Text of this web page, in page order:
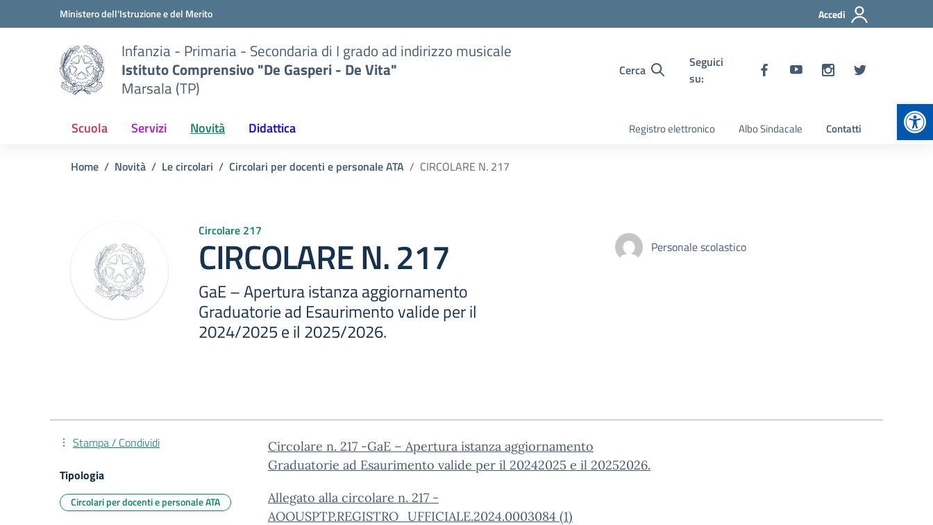
Vai ai contenuti
Vai al menu di navigazioneMinistero dell'Istruzione e del Merito Accedi
Infanzia - Primaria - Secondaria di I grado ad indirizzo musicale
Istituto Comprensivo "De Gasperi - De Vita"
Marsala (TP)
Cerca
Seguici
su:
Scuola Servizi Novità Didattica Registro elettronico Albo Sindacale Contatti
Home Novità Le circolari Circolari per docenti e personale ATA CIRCOLARE N. 217
Circolare 217
CIRCOLARE N. 217
GaE – Apertura istanza aggiornamento
Graduatorie ad Esaurimento valide per il
2024/2025 e il 2025/2026.
Personale scolastico
Circolare n. 217 -GaE – Apertura istanza aggiornamento
Graduatorie ad Esaurimento valide per il 20242025 e il 20252026.
Allegato alla circolare n. 217 -
AOOUSPTP.REGISTRO_UFFICIALE.2024.0003084 (1)
Stampa / Condividi
Tipologia
Circolari per docenti e personale ATA